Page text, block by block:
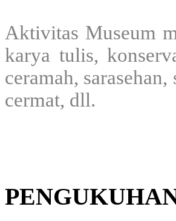
Aktivitas Museum
karya tulis,
ceramah,
cermat, dll.